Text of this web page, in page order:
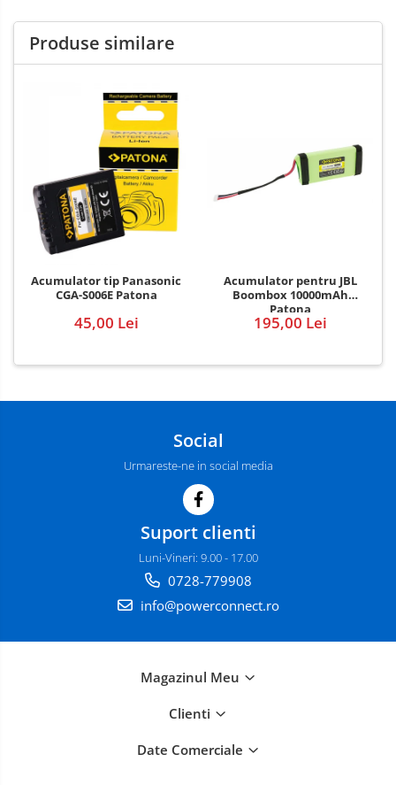
Produse similare
Acumulator tip Panasonic
CGA-S006E Patona
45,00 Lei
Acumulator pentru JBL
Boombox 10000mAh
Patona
195,00 Lei
Social
Urmareste-ne in social media
Suport clienti
Luni-Vineri: 9.00 - 17.00
0728-779908
info@powerconnect.ro
Magazinul Meu
Clienti
Date Comerciale